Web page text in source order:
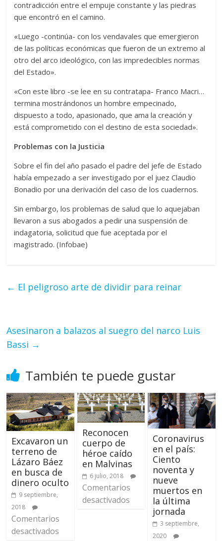
contradicción entre el empuje constante y las piedras
que encontró en el camino.
«Luego -continúa- con los vendavales que emergieron
de las políticas económicas que fueron de un extremo al
otro del arco ideológico, con las impredecibles normas
del Estado».
«Con este libro -se lee en su contratapa- Franco Macri…
termina mostrándonos un hombre empecinado,
dispuesto a todo, apasionado, que ama la creación y
está comprometido con el destino de esta sociedad».
Problemas con la Justicia
Sobre el fin del año pasado el padre del jefe de Estado
había empezado a ser investigado por el juez Claudio
Bonadio por una derivación del caso de los cuadernos.
Sin embargo, los problemas de salud que lo aquejaban
llevaron a sus abogados a pedir una suspensión de
indagatoria, solicitud que fue aceptada por el
magistrado. (Infobae)
← El peligroso arte de dividir para reinar
Asesinaron a balazos al suegro del narco Luis
Bassi →
También te puede gustar
Excavaron un
terreno de
Lázaro Báez
en busca de
dinero oculto
9 septiembre,
2018
Comentarios
desactivados
Reconocen
cuerpo de
héroe caído
en Malvinas
6 julio, 2018
Comentarios
desactivados
Coronavirus
en el país:
Ciento
noventa y
nueve
muertos en
la última
jornada
3 septiembre,
2020